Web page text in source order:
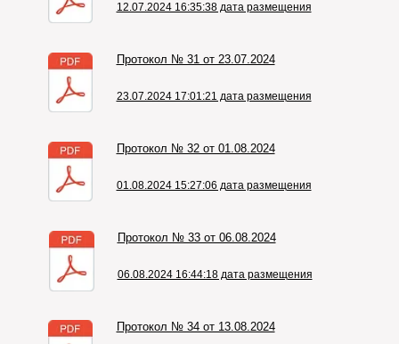
12.07.2024 16:35:38 дата размещения
Протокол № 31 от 23.07.2024
23.07.2024 17:01:21 дата размещения
Протокол № 32 от 01.08.2024
01.08.2024 15:27:06 дата размещения
Протокол № 33 от 06.08.2024
06.08.2024 16:44:18 дата размещения
Протокол № 34 от 13.08.2024